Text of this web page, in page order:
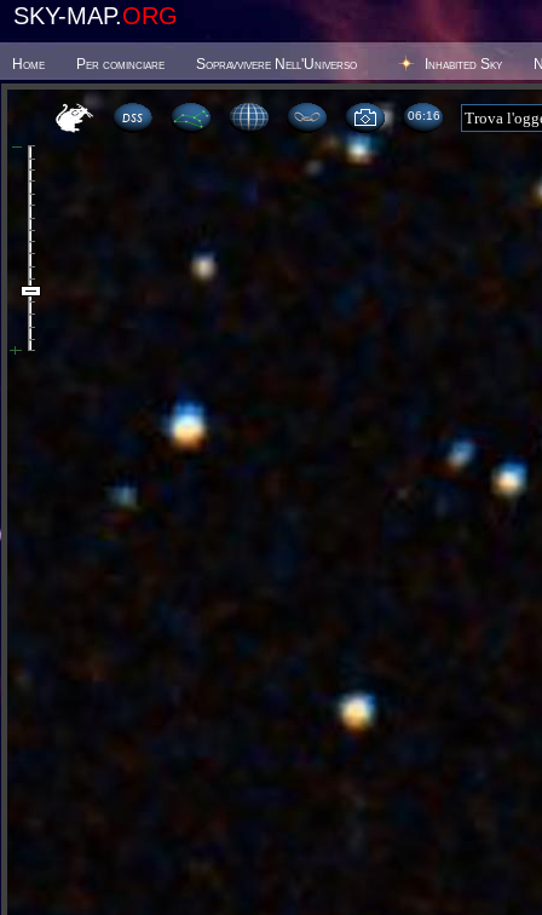
SKY-MAP.ORG
Home Per cominciare Sopravvivere Nell'Universo Inhabited Sky
06 16